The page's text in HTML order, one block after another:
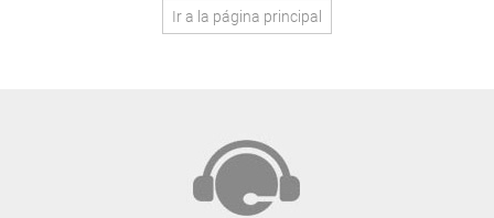
Ir a la página principal